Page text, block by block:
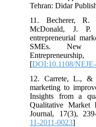
Tehran: Didar
11. Becherer,
McDonald, J.
entrepreneurial
SMEs. New
[DOI:10.1108/
12. Carrete, L.,
marketing to
Insights from a
Qualitative
Journal, 17(3),
11-2011-0023